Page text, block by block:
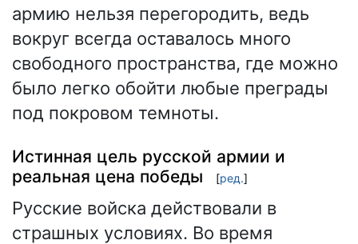
армию нельзя перегородить, ведь
вокруг всегда оставалось много
свободного пространства, где можно
было легко обойти любые преграды
под покровом темноты.
Истинная цель русской армии и
реальная цена победы
[ред.]
Русские войска действовали в
страшных условиях. Во время